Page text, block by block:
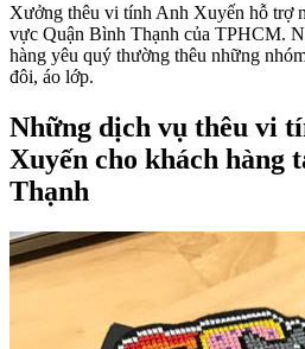
Xưởng thêu vi tính Anh Xuyến hỗ trợ
vực Quận Bình Thạnh của TPHCM.
hàng yêu quý thường thêu những
đôi, áo lớp.
Những dịch vụ thêu vi
Xuyến cho khách hàng
Thạnh